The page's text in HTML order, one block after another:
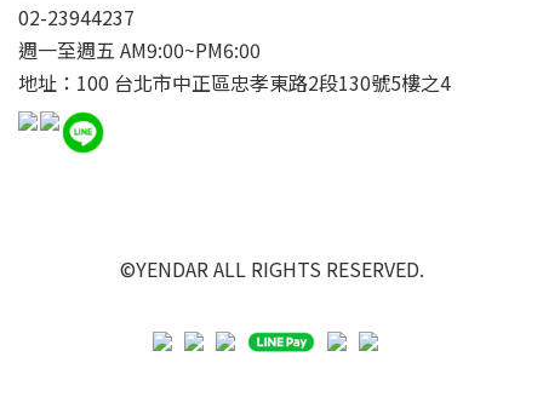
02-23944237
週一至週五 AM9:00~PM6:00
地址：100 台北市中正區忠孝東路2段130號5樓之4
©YENDAR ALL RIGHTS RESERVED.